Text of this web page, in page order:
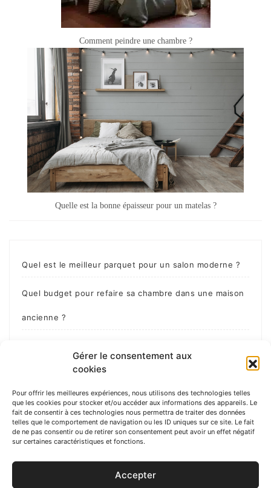
Gérer le consentement aux
cookies
Pour offrir les meilleures expériences, nous utilisons des technologies telles
que les cookies pour stocker et/ou accéder aux informations des appareils. Le
fait de consentir à ces technologies nous permettra de traiter des données
telles que le comportement de navigation ou les ID uniques sur ce site. Le fait
de ne pas consentir ou de retirer son consentement peut avoir un effet négatif
sur certaines caractéristiques et fonctions.
Accepter
Comment peindre une chambre ?
Quelle est la bonne épaisseur pour un matelas ?
Quel est le meilleur parquet pour un salon moderne ?
Quel budget pour refaire sa chambre dans une maison
ancienne ?
dépasser le budget ?
Comment habiller un mur en parpaing ?
Comment cacher des fils électriques ?